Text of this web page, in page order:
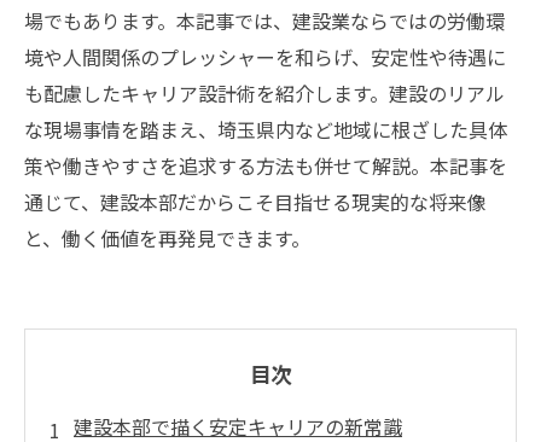
場でもあります。本記事では、建設業ならではの労働環
境や人間関係のプレッシャーを和らげ、安定性や待遇に
も配慮したキャリア設計術を紹介します。建設のリアル
な現場事情を踏まえ、埼玉県内など地域に根ざした具体
策や働きやすさを追求する方法も併せて解説。本記事を
通じて、建設本部だからこそ目指せる現実的な将来像
と、働く価値を再発見できます。
目次
建設本部で描く安定キャリアの新常識